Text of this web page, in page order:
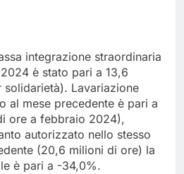
integrazione straordinaria
è stato pari a 13,6
solidarietà). Lavariazione
al mese precedente è pari a
ore a febbraio 2024),
autorizzato nello stesso
(20,6 milioni di ore) la
è pari a -34,0%.